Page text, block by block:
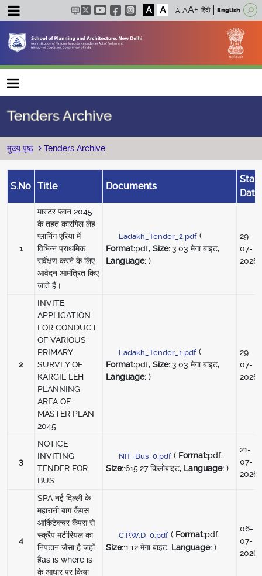
A A हिंदी English
Main navigation
Tenders Archive
पग चिन्ह
मुख्य पृष्ठ Tenders Archive
S.No Title Documents
Start
Date
1
मास्टर प्लान 2045
के तहत कारगिल लेह
प्लानिंग एरिया में
विभिन्न प्राथमिक
सर्वेक्षण करने के लिए
आवेदन आमंत्रित किए
जाते हैं।
Ladakh_Tender_2.pdf (
Format:pdf, Size::3.03 मेगा बाइट,
Language: )
29-
07-
2026
2
INVITE
APPLICATION
FOR CONDUCT
OF VARIOUS
PRIMARY
SURVEY OF
KARGIL LEH
PLANNING
AREA OF
MASTER PLAN
2045
Ladakh_Tender_1.pdf (
Format:pdf, Size::3.03 मेगा बाइट,
Language: )
29-
07-
2026
3
NOTICE
INVITING
TENDER FOR
BUS
NIT_Bus_0.pdf ( Format:pdf,
Size::615.27 किलोबाइट, Language: )
21-
07-
2026
4
SPA नई दिल्ली के
महारानी बाग कैंपस
आर्किटेक्चर कैंपस से
स्क्रैप मटीरियल का
निपटान जैसा है जहाँ
हैas is where is
के आधार पर किया
C.P.W.D_0.pdf ( Format:pdf,
Size::1.12 मेगा बाइट, Language: )
06-
07-
2026